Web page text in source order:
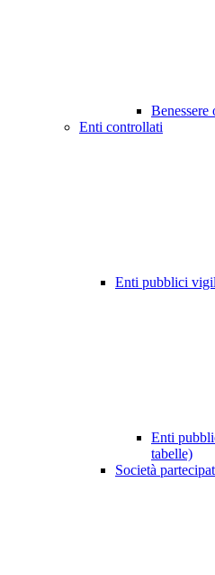
Benessere
Enti controllati
Enti pubblici
Enti
tabelle)
Società